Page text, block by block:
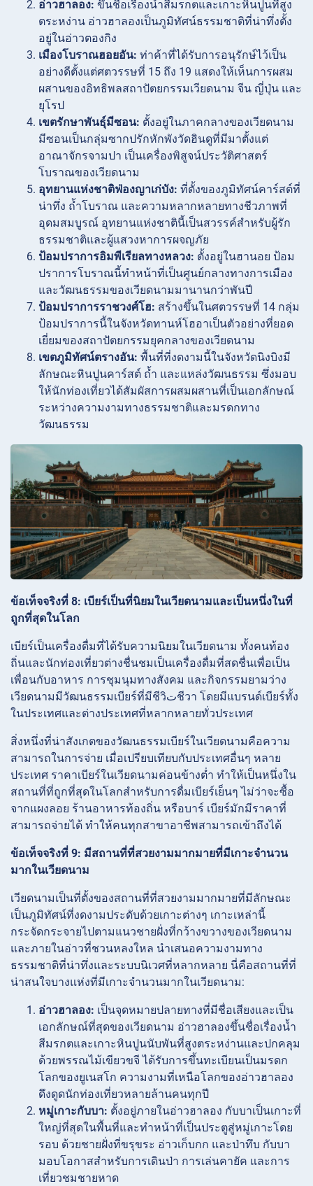
อ่าวฮาลอง: ขึ้นชื่อเรื่องน้ำสีมรกตและเกาะหินปูนที่สูง
ตระหง่าน อ่าวฮาลองเป็นภูมิทัศน์ธรรมชาติที่น่าทึ่งตั้ง
อยู่ในอ่าวตองกิง
เมืองโบราณฮอยอัน: ท่าค้าที่ได้รับการอนุรักษ์ไว้เป็น
อย่างดีตั้งแต่ศตวรรษที่ 15 ถึง 19 แสดงให้เห็นการผสม
ผสานของอิทธิพลสถาปัตยกรรมเวียดนาม จีน ญี่ปุ่น และ
ยุโรป
เขตรักษาพันธุ์มีซอน: ตั้งอยู่ในภาคกลางของเวียดนาม
มีซอนเป็นกลุ่มซากปรักหักพังวัดฮินดูที่มีมาตั้งแต่
อาณาจักรจามปา เป็นเครื่องพิสูจน์ประวัติศาสตร์
โบราณของเวียดนาม
อุทยานแห่งชาติฟ่องญาเก่บัง: ที่ตั้งของภูมิทัศน์คาร์สต์ที่
น่าทึ่ง ถ้ำโบราณ และความหลากหลายทางชีวภาพที่
อุดมสมบูรณ์ อุทยานแห่งชาตินี้เป็นสวรรค์สำหรับผู้รัก
ธรรมชาติและผู้แสวงหาการผจญภัย
ป้อมปราการอิมพีเรียลทางหลวง: ตั้งอยู่ในฮานอย ป้อม
ปราการโบราณนี้ทำหน้าที่เป็นศูนย์กลางทางการเมือง
และวัฒนธรรมของเวียดนามมานานกว่าพันปี
ป้อมปราการราชวงศ์โฮ: สร้างขึ้นในศตวรรษที่ 14 กลุ่ม
ป้อมปราการนี้ในจังหวัดทานห์โฮอาเป็นตัวอย่างที่ยอด
เยี่ยมของสถาปัตยกรรมยุคกลางของเวียดนาม
เขตภูมิทัศน์ตรางอัน: พื้นที่ที่งดงามนี้ในจังหวัดนิงบิงมี
ลักษณะหินปูนคาร์สต์ ถ้ำ และแหล่งวัฒนธรรม ซึ่งมอบ
ให้นักท่องเที่ยวได้สัมผัสการผสมผสานที่เป็นเอกลักษณ์
ระหว่างความงามทางธรรมชาติและมรดกทาง
วัฒนธรรม
ข้อเท็จจริงที่ 8: เบียร์เป็นที่นิยมในเวียดนามและเป็นหนึ่งในที่
ถูกที่สุดในโลก
เบียร์เป็นเครื่องดื่มที่ได้รับความนิยมในเวียดนาม ทั้งคนท้อง
ถิ่นและนักท่องเที่ยวต่างชื่นชมเป็นเครื่องดื่มที่สดชื่นเพื่อเป็น
เพื่อนกับอาหาร การชุมนุมทางสังคม และกิจกรรมยามว่าง
เวียดนามมีวัฒนธรรมเบียร์ที่มีชีวิتชีวา โดยมีแบรนด์เบียร์ทั้ง
ในประเทศและต่างประเทศที่หลากหลายทั่วประเทศ
สิ่งหนึ่งที่น่าสังเกตของวัฒนธรรมเบียร์ในเวียดนามคือความ
สามารถในการจ่าย เมื่อเปรียบเทียบกับประเทศอื่นๆ หลาย
ประเทศ ราคาเบียร์ในเวียดนามค่อนข้างต่ำ ทำให้เป็นหนึ่งใน
สถานที่ที่ถูกที่สุดในโลกสำหรับการดื่มเบียร์เย็นๆ ไม่ว่าจะซื้อ
จากแผงลอย ร้านอาหารท้องถิ่น หรือบาร์ เบียร์มักมีราคาที่
สามารถจ่ายได้ ทำให้คนทุกสาขาอาชีพสามารถเข้าถึงได้
ข้อเท็จจริงที่ 9: มีสถานที่ที่สวยงามมากมายที่มีเกาะจำนวน
มากในเวียดนาม
เวียดนามเป็นที่ตั้งของสถานที่ที่สวยงามมากมายที่มีลักษณะ
เป็นภูมิทัศน์ที่งดงามประดับด้วยเกาะต่างๆ เกาะเหล่านี้
กระจัดกระจายไปตามแนวชายฝั่งที่กว้างขวางของเวียดนาม
และภายในอ่าวที่ชวนหลงใหล นำเสนอความงามทาง
ธรรมชาติที่น่าทึ่งและระบบนิเวศที่หลากหลาย นี่คือสถานที่ที่
น่าสนใจบางแห่งที่มีเกาะจำนวนมากในเวียดนาม:
อ่าวฮาลอง: เป็นจุดหมายปลายทางที่มีชื่อเสียงและเป็น
เอกลักษณ์ที่สุดของเวียดนาม อ่าวฮาลองขึ้นชื่อเรื่องน้ำ
สีมรกตและเกาะหินปูนนับพันที่สูงตระหง่านและปกคลุม
ด้วยพรรณไม้เขียวขจี ได้รับการขึ้นทะเบียนเป็นมรดก
โลกของยูเนสโก ความงามที่เหนือโลกของอ่าวฮาลอง
ดึงดูดนักท่องเที่ยวหลายล้านคนทุกปี
หมู่เกาะกับบา: ตั้งอยู่ภายในอ่าวฮาลอง กับบาเป็นเกาะที่
ใหญ่ที่สุดในพื้นที่และทำหน้าที่เป็นประตูสู่หมู่เกาะโดย
รอบ ด้วยชายฝั่งที่ขรุขระ อ่าวเก็บกก และป่าทึบ กับบา
มอบโอกาสสำหรับการเดินป่า การเล่นคายัค และการ
เที่ยวชมชายหาด